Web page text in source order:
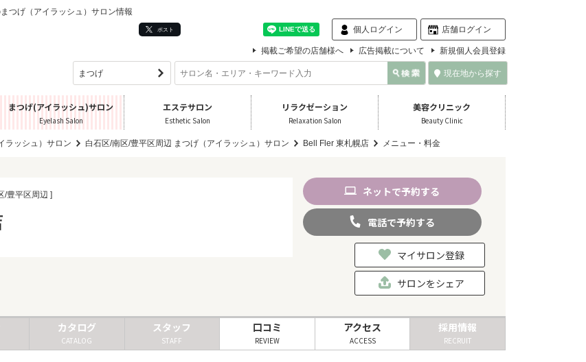
つげ（アイラッシュ）サロン情報
ポスト 個人ログイン 店舗ログイン
掲載ご希望の店舗様へ 広告掲載について 新規個人会員登録
現在地から探す
まつげ(アイラッシュ)サロン
Eyelash Salon
エステサロン
Esthetic Salon
リラクゼーション
Relaxation Salon
美容クリニック
Beauty Clinic
ラッシュ）サロン 白石区/南区/豊平区周辺 まつげ（アイラッシュ）サロン Bell Fler 東札幌店 メニュー・料金
/豊平区周辺 ] ネットで予約する
電話で予約する
マイサロン登録
サロンをシェア
カタログ
CATALOG
スタッフ
STAFF
口コミ
REVIEW
アクセス
ACCESS
採用情報
RECRUIT